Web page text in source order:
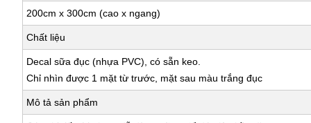
200cm x 300cm (cao x ngang)
Chất liệu
Decal sữa đục (nhựa PVC), có sẵn keo.
Chỉ nhìn được 1 mặt từ trước, mặt sau màu trắng đục
Mô tả sản phẩm